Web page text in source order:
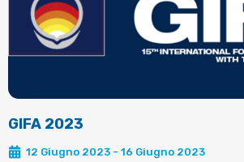
GIFA 2023
12 Giugno 2023 - 16 Giugno 2023